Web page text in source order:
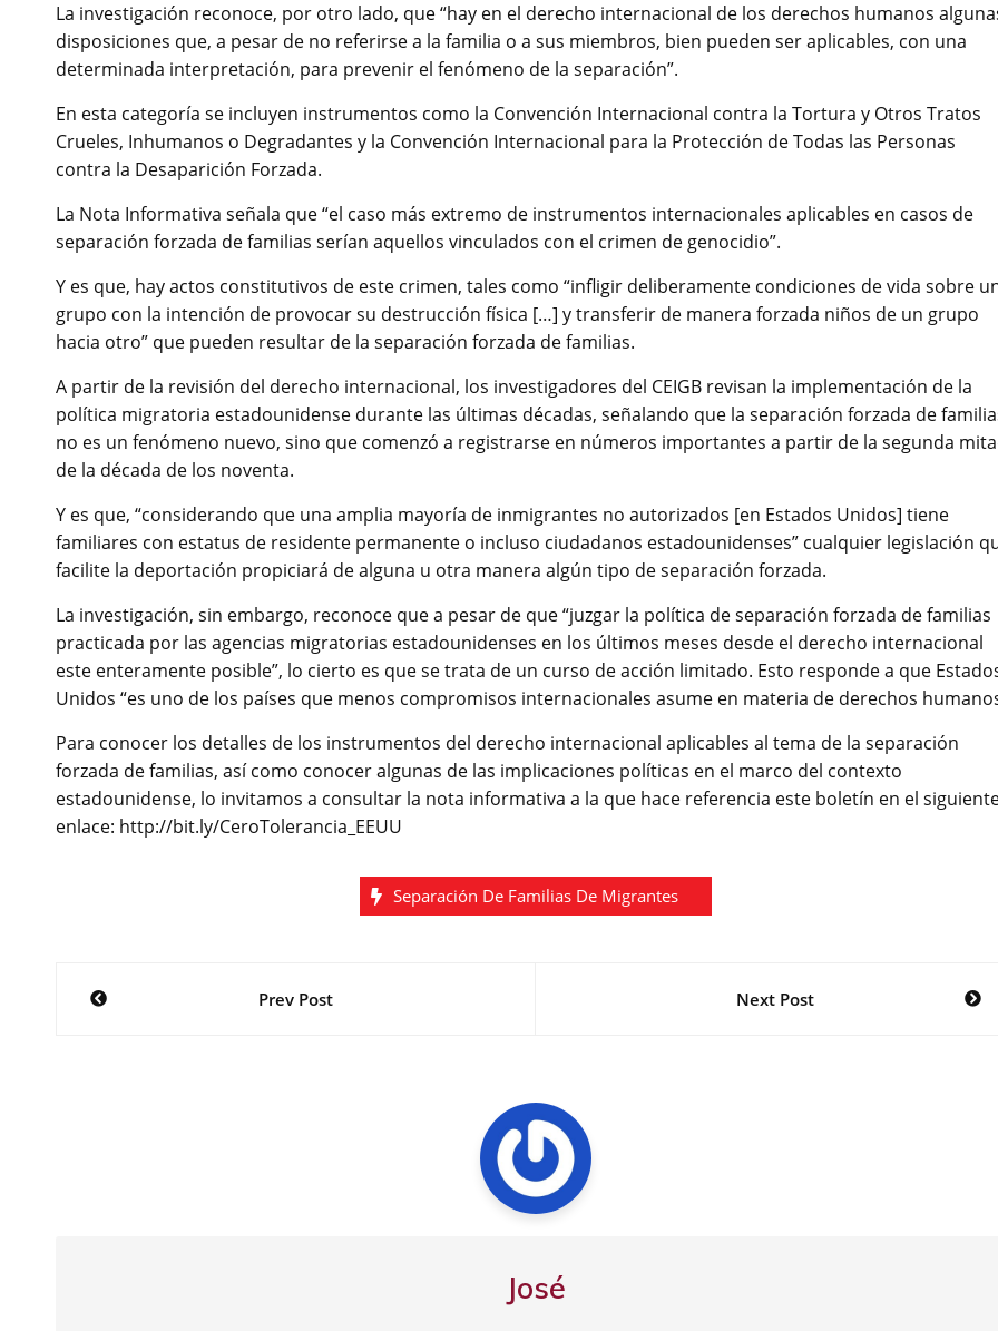
La investigación reconoce, por otro lado, que “hay en el derecho internacional de los derechos humanos
disposiciones que, a pesar de no referirse a la familia o a sus miembros, bien pueden ser aplicables, con una
determinada interpretación, para prevenir el fenómeno de la separación”.
En esta categoría se incluyen instrumentos como la Convención Internacional contra la Tortura y Otros Tratos
Crueles, Inhumanos o Degradantes y la Convención Internacional para la Protección de Todas las Personas
contra la Desaparición Forzada.
La Nota Informativa señala que “el caso más extremo de instrumentos internacionales aplicables en casos de
separación forzada de familias serían aquellos vinculados con el crimen de genocidio”.
Y es que, hay actos constitutivos de este crimen, tales como “infligir deliberamente condiciones de vida sobre
grupo con la intención de provocar su destrucción física […] y transferir de manera forzada niños de un grupo
hacia otro” que pueden resultar de la separación forzada de familias.
A partir de la revisión del derecho internacional, los investigadores del CEIGB revisan la implementación de la
política migratoria estadounidense durante las últimas décadas, señalando que la separación forzada de
no es un fenómeno nuevo, sino que comenzó a registrarse en números importantes a partir de la segunda
de la década de los noventa.
Y es que, “considerando que una amplia mayoría de inmigrantes no autorizados [en Estados Unidos] tiene
familiares con estatus de residente permanente o incluso ciudadanos estadounidenses” cualquier legislación
facilite la deportación propiciará de alguna u otra manera algún tipo de separación forzada.
La investigación, sin embargo, reconoce que a pesar de que “juzgar la política de separación forzada de familias
practicada por las agencias migratorias estadounidenses en los últimos meses desde el derecho internacional
este enteramente posible”, lo cierto es que se trata de un curso de acción limitado. Esto responde a que
Unidos “es uno de los países que menos compromisos internacionales asume en materia de derechos
Para conocer los detalles de los instrumentos del derecho internacional aplicables al tema de la separación
forzada de familias, así como conocer algunas de las implicaciones políticas en el marco del contexto
estadounidense, lo invitamos a consultar la nota informativa a la que hace referencia este boletín en el
enlace: http://bit.ly/CeroTolerancia_EEUU
Separación De Familias De Migrantes
NavegaciónPrev Post Next Post
José